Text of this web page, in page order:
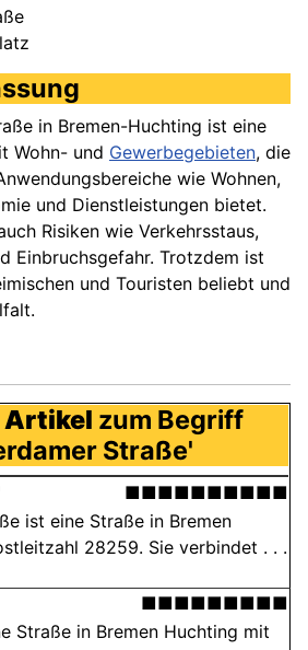
in Bremen-Huchting ist eine
Wohn- und Gewerbegebieten, die
wie Wohnen,
und Dienstleistungen bietet.
Risiken wie Verkehrsstaus,
Einbruchsgefahr. Trotzdem ist
und Touristen beliebt und
Artikel zum Begriff
Straße'
■■■■■■■■■■
ist eine Straße in Bremen
28259. Sie verbindet . . .
■■■■■■■■■
Straße in Bremen Huchting mit